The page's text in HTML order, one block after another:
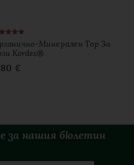
Минерален Тор За
Kordes®
€
за нашия бюлетин